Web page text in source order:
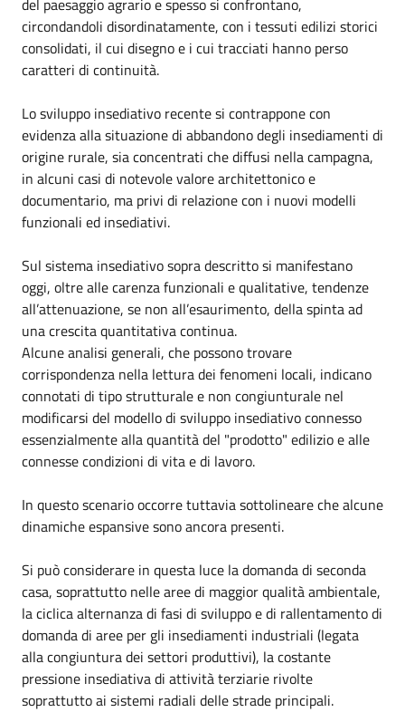
del paesaggio agrario e spesso si confrontano,
circondandoli disordinatamente, con i tessuti edilizi storici
consolidati, il cui disegno e i cui tracciati hanno perso
caratteri di continuità.
Lo sviluppo insediativo recente si contrappone con
evidenza alla situazione di abbandono degli insediamenti di
origine rurale, sia concentrati che diffusi nella campagna,
in alcuni casi di notevole valore architettonico e
documentario, ma privi di relazione con i nuovi modelli
funzionali ed insediativi.
Sul sistema insediativo sopra descritto si manifestano
oggi, oltre alle carenza funzionali e qualitative, tendenze
all’attenuazione, se non all’esaurimento, della spinta ad
una crescita quantitativa continua.
Alcune analisi generali, che possono trovare
corrispondenza nella lettura dei fenomeni locali, indicano
connotati di tipo strutturale e non congiunturale nel
modificarsi del modello di sviluppo insediativo connesso
essenzialmente alla quantità del "prodotto" edilizio e alle
connesse condizioni di vita e di lavoro.
In questo scenario occorre tuttavia sottolineare che alcune
dinamiche espansive sono ancora presenti.
Si può considerare in questa luce la domanda di seconda
casa, soprattutto nelle aree di maggior qualità ambientale,
la ciclica alternanza di fasi di sviluppo e di rallentamento di
domanda di aree per gli insediamenti industriali (legata
alla congiuntura dei settori produttivi), la costante
pressione insediativa di attività terziarie rivolte
soprattutto ai sistemi radiali delle strade principali.